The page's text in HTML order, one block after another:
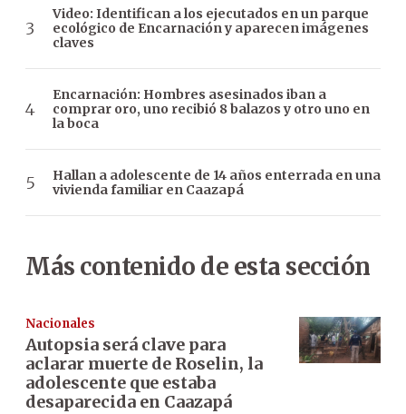
Video: Identifican a los ejecutados en un parque
ecológico de Encarnación y aparecen imágenes
claves
Encarnación: Hombres asesinados iban a
comprar oro, uno recibió 8 balazos y otro uno en
la boca
Hallan a adolescente de 14 años enterrada en una
vivienda familiar en Caazapá
Más contenido de esta sección
Nacionales
Autopsia será clave para
aclarar muerte de Roselin, la
adolescente que estaba
desaparecida en Caazapá